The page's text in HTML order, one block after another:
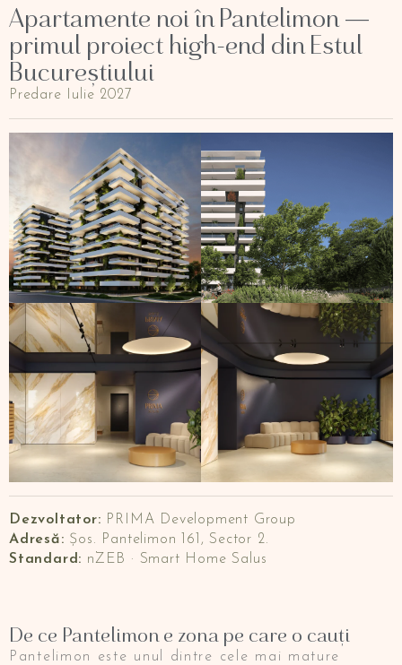
Apartamente noi în Pantelimon —
primul proiect high-end din Estul
Bucureștiului
Predare Iulie 2027
Dezvoltator: PRIMA Development Group
Adresă: Șos. Pantelimon 161, Sector 2.
Standard: nZEB · Smart Home Salus
De ce Pantelimon e zona pe care o cauți
Pantelimon este unul dintre cele mai mature